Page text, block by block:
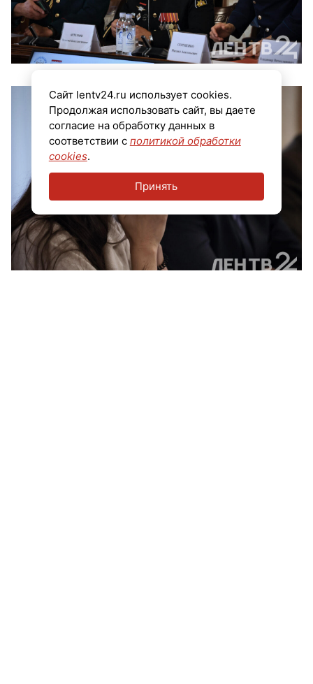
Сайт lentv24.ru использует cookies.
Продолжая использовать сайт, вы даете
согласие на обработку данных в
соответствии с политикой обработки
cookies.
Принять